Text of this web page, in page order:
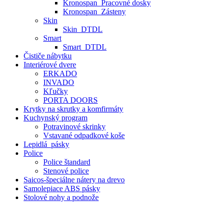
Kronospan_Pracovné dosky
Kronospan_Zásteny
Skin
Skin_DTDL
Smart
Smart_DTDL
Čističe nábytku
Interiérové dvere
ERKADO
INVADO
Kľučky
PORTA DOORS
Krytky na skrutky a komfirmáty
Kuchynský program
Potravinové skrinky
Vstavané odpadkové koše
Lepidlá_pásky
Police
Police štandard
Stenové police
Saicos-špeciálne nátery na drevo
Samolepiace ABS pásky
Stolové nohy a podnože